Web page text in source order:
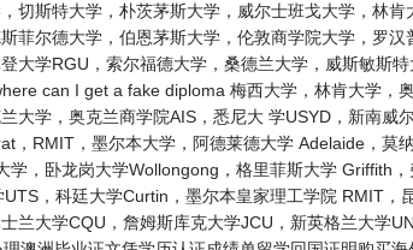
切斯特大学，朴茨茅斯大学，威尔士班戈大学，林
菲尔德大学，伯恩茅斯大学，伦敦商学院大学，罗
大学RGU，索尔福德大学，桑德兰大学，威斯敏斯
can I get a fake diploma 梅西大学，林肯大学，
大学，奥克兰商学院AIS，悉尼大 学USYD，新南威
，RMIT，墨尔本大学，阿德莱德大学 Adelaide，莫
，卧龙岗大学Wollongong，格里菲斯大学 Griffith
，科廷大学Curtin，墨尔本皇家理工学院 RMIT
兰大学CQU，詹姆斯库克大学JCU，新英格兰大学